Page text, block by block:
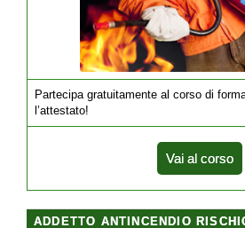
Partecipa gratuitamente al corso di
l’attestato!
Vai al corso
ADDETTO ANTINCENDIO